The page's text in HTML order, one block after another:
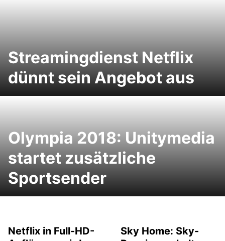
Streamingdienst Netflix
dünnt sein Angebot aus
Olympia 2018: Unitymedia
startet zusätzliche
Sportsender
Netflix in Full-HD-
Sky Home: Sky-